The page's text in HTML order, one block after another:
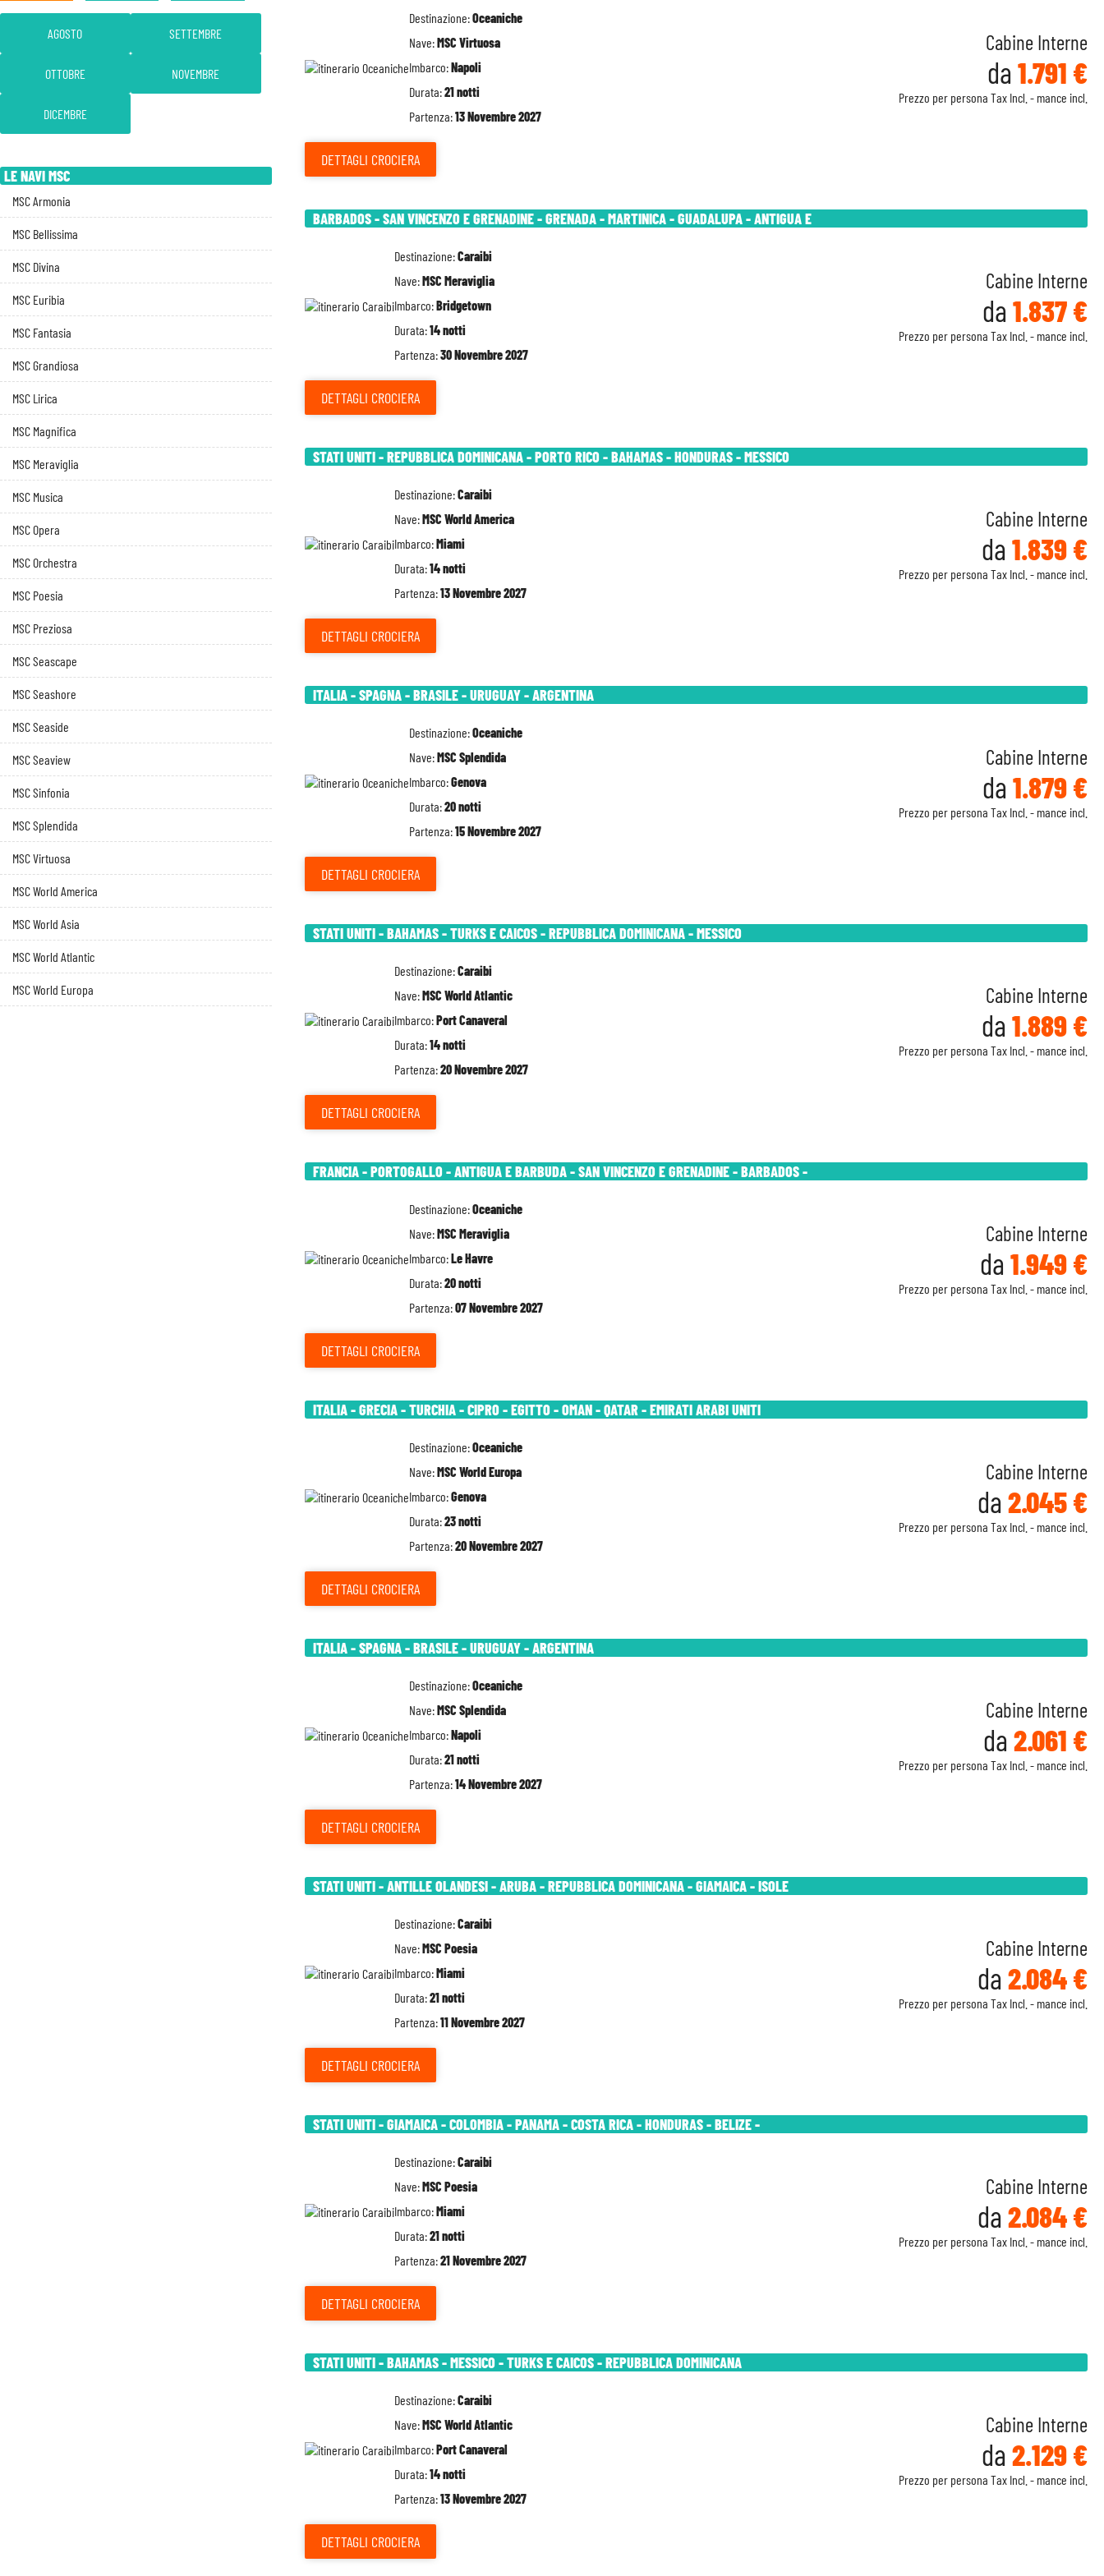
Destinazione:Oceaniche
Nave:MSC Virtuosa
Imbarco:Napoli
Durata:21 notti
Partenza:13 Novembre 2027
Cabine Interne
da 1.791 €
Prezzo per persona Tax Incl. - mance incl.
DETTAGLI CROCIERA
BARBADOS - SAN VINCENZO E GRENADINE - GRENADA - MARTINICA - GUADALUPA - ANTIGUA E
Destinazione:Caraibi
Nave:MSC Meraviglia
Imbarco:Bridgetown
Durata:14 notti
Partenza:30 Novembre 2027
Cabine Interne
da 1.837 €
Prezzo per persona Tax Incl. - mance incl.
DETTAGLI CROCIERA
STATI UNITI - REPUBBLICA DOMINICANA - PORTO RICO - BAHAMAS - HONDURAS - MESSICO
Destinazione:Caraibi
Nave:MSC World America
Imbarco:Miami
Durata:14 notti
Partenza:13 Novembre 2027
Cabine Interne
da 1.839 €
Prezzo per persona Tax Incl. - mance incl.
DETTAGLI CROCIERA
ITALIA - SPAGNA - BRASILE - URUGUAY - ARGENTINA
Destinazione:Oceaniche
Nave:MSC Splendida
Imbarco:Genova
Durata:20 notti
Partenza:15 Novembre 2027
Cabine Interne
da 1.879 €
Prezzo per persona Tax Incl. - mance incl.
DETTAGLI CROCIERA
STATI UNITI - BAHAMAS - TURKS E CAICOS - REPUBBLICA DOMINICANA - MESSICO
Destinazione:Caraibi
Nave:MSC World Atlantic
Imbarco:Port Canaveral
Durata:14 notti
Partenza:20 Novembre 2027
Cabine Interne
da 1.889 €
Prezzo per persona Tax Incl. - mance incl.
DETTAGLI CROCIERA
FRANCIA - PORTOGALLO - ANTIGUA E BARBUDA - SAN VINCENZO E GRENADINE - BARBADOS -
Destinazione:Oceaniche
Nave:MSC Meraviglia
Imbarco:Le Havre
Durata:20 notti
Partenza:07 Novembre 2027
Cabine Interne
da 1.949 €
Prezzo per persona Tax Incl. - mance incl.
DETTAGLI CROCIERA
ITALIA - GRECIA - TURCHIA - CIPRO - EGITTO - OMAN - QATAR - EMIRATI ARABI UNITI
Destinazione:Oceaniche
Nave:MSC World Europa
Imbarco:Genova
Durata:23 notti
Partenza:20 Novembre 2027
Cabine Interne
da 2.045 €
Prezzo per persona Tax Incl. - mance incl.
DETTAGLI CROCIERA
ITALIA - SPAGNA - BRASILE - URUGUAY - ARGENTINA
Destinazione:Oceaniche
Nave:MSC Splendida
Imbarco:Napoli
Durata:21 notti
Partenza:14 Novembre 2027
Cabine Interne
da 2.061 €
Prezzo per persona Tax Incl. - mance incl.
DETTAGLI CROCIERA
STATI UNITI - ANTILLE OLANDESI - ARUBA - REPUBBLICA DOMINICANA - GIAMAICA - ISOLE
Destinazione:Caraibi
Nave:MSC Poesia
Imbarco:Miami
Durata:21 notti
Partenza:11 Novembre 2027
Cabine Interne
da 2.084 €
Prezzo per persona Tax Incl. - mance incl.
DETTAGLI CROCIERA
STATI UNITI - GIAMAICA - COLOMBIA - PANAMA - COSTA RICA - HONDURAS - BELIZE -
Destinazione:Caraibi
Nave:MSC Poesia
Imbarco:Miami
Durata:21 notti
Partenza:21 Novembre 2027
Cabine Interne
da 2.084 €
Prezzo per persona Tax Incl. - mance incl.
DETTAGLI CROCIERA
STATI UNITI - BAHAMAS - MESSICO - TURKS E CAICOS - REPUBBLICA DOMINICANA
Destinazione:Caraibi
Nave:MSC World Atlantic
Imbarco:Port Canaveral
Durata:14 notti
Partenza:13 Novembre 2027
Cabine Interne
da 2.129 €
Prezzo per persona Tax Incl. - mance incl.
DETTAGLI CROCIERA
AGOSTO SETTEMBRE
OTTOBRE NOVEMBRE
DICEMBRE
LE NAVI MSC
MSC Armonia
MSC Bellissima
MSC Divina
MSC Euribia
MSC Fantasia
MSC Grandiosa
MSC Lirica
MSC Magnifica
MSC Meraviglia
MSC Musica
MSC Opera
MSC Orchestra
MSC Poesia
MSC Preziosa
MSC Seascape
MSC Seashore
MSC Seaside
MSC Seaview
MSC Sinfonia
MSC Splendida
MSC Virtuosa
MSC World America
MSC World Asia
MSC World Atlantic
MSC World Europa